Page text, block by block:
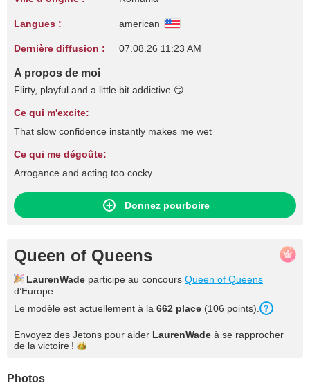
Langues : american
Dernière diffusion : 07.08.26 11:23 AM
A propos de moi
Flirty, playful and a little bit addictive 😏
Ce qui m'excite:
That slow confidence instantly makes me wet
Ce qui me dégoûte:
Arrogance and acting too cocky
Donnez pourboire
Queen of Queens
LaurenWade participe au concours Queen of Queens
d’Europe.
Le modèle est actuellement à la 662 place (106 points).
Envoyez des Jetons pour aider LaurenWade à se rapprocher
de la victoire !
Photos